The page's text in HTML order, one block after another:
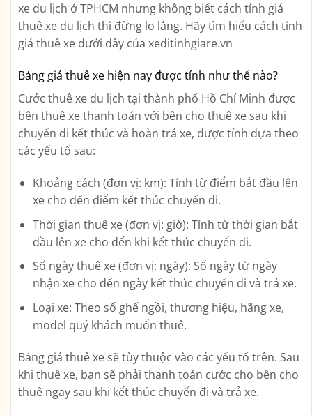
xe du lịch ở TPHCM nhưng không biết cách tính giá
thuê xe du lịch thì đừng lo lắng. Hãy tìm hiểu cách tính
giá thuê xe dưới đây của xeditinhgiare.vn
Bảng giá thuê xe hiện nay được tính như thế nào?
Cước thuê xe du lịch tại thành phố Hồ Chí Minh được
bên thuê xe thanh toán với bên cho thuê xe sau khi
chuyến đi kết thúc và hoàn trả xe, được tính dựa theo
các yếu tố sau:
Khoảng cách (đơn vị: km): Tính từ điểm bắt đầu lên
xe cho đến điểm kết thúc chuyến đi.
Thời gian thuê xe (đơn vị: giờ): Tính từ thời gian bắt
đầu lên xe cho đến khi kết thúc chuyến đi.
Số ngày thuê xe (đơn vị: ngày): Số ngày từ ngày
nhận xe cho đến ngày kết thúc chuyến đi và trả xe.
Loại xe: Theo số ghế ngồi, thương hiệu, hãng xe,
model quý khách muốn thuê.
Bảng giá thuê xe sẽ tùy thuộc vào các yếu tố trên. Sau
khi thuê xe, bạn sẽ phải thanh toán cước cho bên cho
thuê ngay sau khi kết thúc chuyến đi và trả xe.